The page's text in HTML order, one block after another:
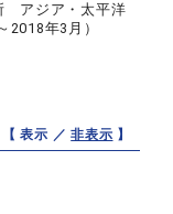
アジア・太平洋
2018年3月）
【 表示 ／非表示 】